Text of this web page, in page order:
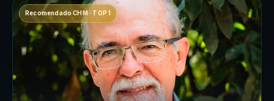
Recomendado CHM · TOP 1